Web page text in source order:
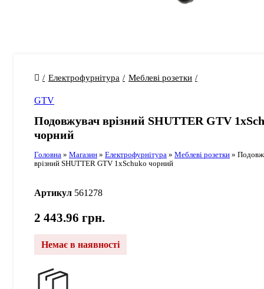
Електрофурнітура Меблеві розетки
GTV
Подовжувач врізний SHUTTER GTV
чорний
Головна » Магазин » Електрофурнітура » Меблеві розетки »
врізний SHUTTER GTV 1xSchuko чорний
Артикул 561278
2 443.96 грн.
Немає в наявності